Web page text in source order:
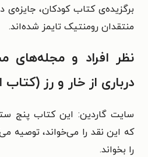
برگزیده‌ی کتاب کودکان، جایزه‌ی
منتقدان رومنتیک تایمز شده‌اند.
نظر افراد و مجله‌های
درباری از خار و رز (کتاب
سایت گاردین: این کتاب پنج
که این نقد را می‌خواند، توصیه
را بخواند.